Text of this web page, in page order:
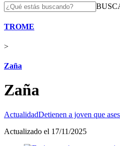
TROME
>
Zaña
Zaña
ActualidadDetienen a joven que
Actualizado el 17/11/2025